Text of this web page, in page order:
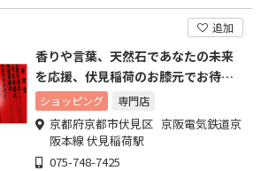
追加
香りや言葉、天然石であなたの未来
を応援、伏見稲荷のお膝元でお待ち
しております。
ショッピング 専門店
京都府京都市伏見区 京阪電気鉄道京
阪本線 伏見稲荷駅
075-748-7425